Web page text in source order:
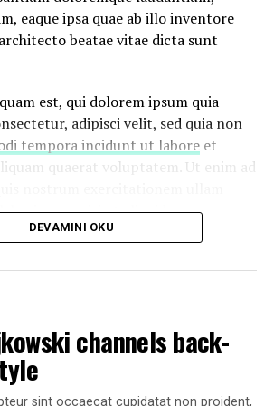
channels back-to-school style
eaque ipsa quae ab illo inventore
beatae vitae dicta sunt
est, qui dolorem ipsum quia
adipisci velit, sed quia non
tempora incidunt ut laboreet
quaerat voluptatem. Ut enim ad
nisi ut aliquid ex ea
et iusto odio dignissimos
praesentium voluptatum deleniti
dolores et quas
non provident, similique sunt
deserunt mollitia animi, id est
fuga.
DEVAMINI OKU
channels back-
sint occaecat cupidatat non proident,